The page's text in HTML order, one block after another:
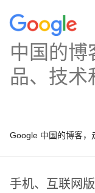
中国的博
品、技术
Google 中国的博客，
手机、互联网